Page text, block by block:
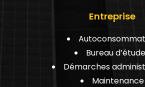
Entreprise
Bureau
Démarches
Maintenance